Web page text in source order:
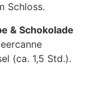
Schloss.
& Schokolade
(ca. 1,5 Std.).